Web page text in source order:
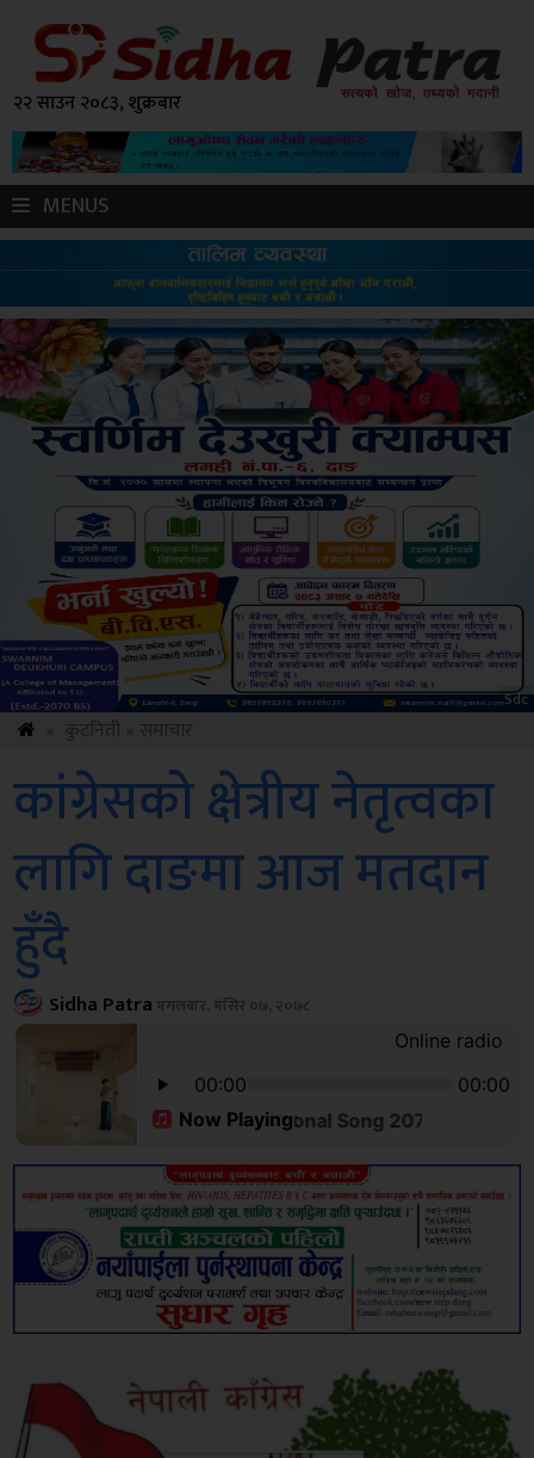
२२ साउन २०८३, शुक्रबार
MENUS
Amb
कांग्रेसको क्षेत्रीय नेतृत्वका
लागि दाङमा आज मतदान
हुँदै
Sidha Patraमंगलबार, मंसिर ०७, २०७८